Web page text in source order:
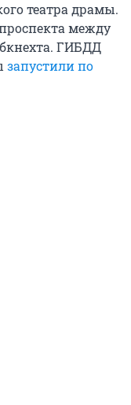
театра драмы.
между
ГИБДД
запустили по